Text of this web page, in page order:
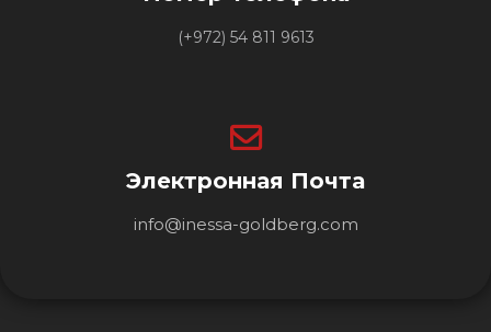
(+972) 54 811 9613
Электронная Почта
info@inessa-goldberg.com